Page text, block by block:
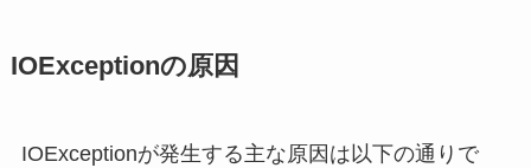
IOExceptionの原因
IOExceptionが発生する主な原因は以下の通りで